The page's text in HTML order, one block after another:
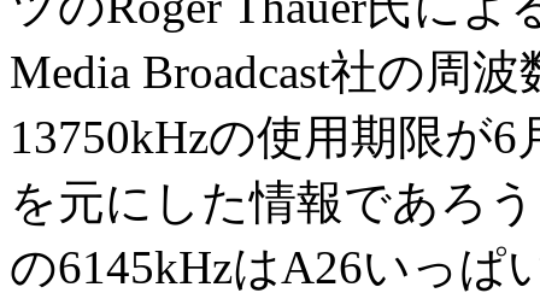
Media Broadcast社の周
13750kHzの使用期限が
を元にした情報であろ
の6145kHzはA26いっぱ